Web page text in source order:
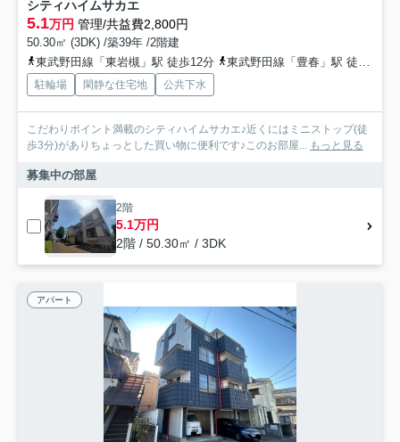
シティハイムサカエ
5.1万円 管理/共益費2,800円
50.30㎡ (3DK) /築39年 /2階建
東武野田線「東岩槻」駅 徒歩12分
東武野田線「豊春」駅 徒歩30分
駐輪場 閑静な住宅地 公共下水
こだわりポイント満載のシティハイムサカエ♪近くにはミニストップ(徒
歩3分)がありちょっとした買い物に便利です♪このお部屋... もっと見る
募集中の部屋
2階
5.1万円
2階 / 50.30㎡ / 3DK
アパート